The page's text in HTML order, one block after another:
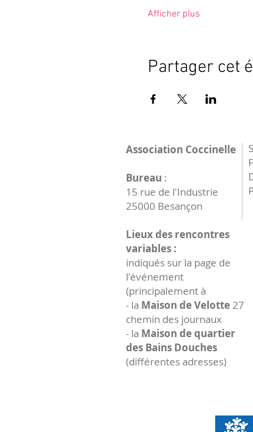
Afficher plus
Partager cet
Association Coccinelle
Bureau :
15 rue de l'Industrie
25000 Besançon
Lieux des rencontres
variables :
indiqués sur la page de
l'événement
(principalement à
- la Maison de Velotte27
chemin des journaux
- la Maison de quartier
des Bains Douches
(différentes adresses)